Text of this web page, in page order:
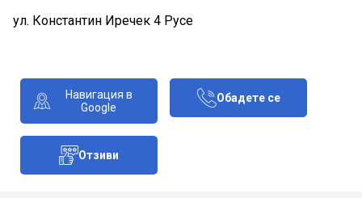
ул. Константин Иречек 4 Русе
Навигация в
Google
Обадете се
Отзиви